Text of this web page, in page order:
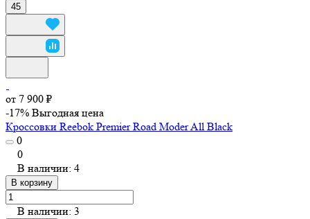
45
от 7 900 ₽
-17% Выгодная цена
Кроссовки Reebok Premier Road Moder All Black
0
0
В наличии: 4
В корзину
В наличии: 3